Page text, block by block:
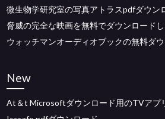
微生物学研究室の写真アトラスpdfダウン
脅威の完全な映画を無料でダウンロード
ウォッチマンオーディオブックの無料ダ
New
At＆t Microsoftダウンロード用のTVアプ